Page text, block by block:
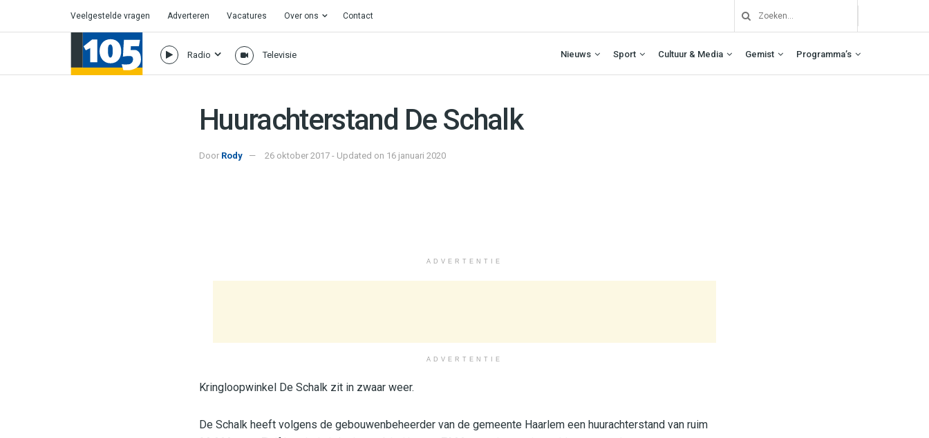
Veelgestelde vragen Adverteren Vacatures Over ons Contact
Radio Televisie Nieuws Sport Cultuur & Media Gemist Programma’s
Huurachterstand De Schalk
Door Rody 26 oktober 2017 - Updated on 16 januari 2020
ADVERTENTIE
ADVERTENTIE
Kringloopwinkel De Schalk zit in zwaar weer.
De Schalk heeft volgens de gebouwenbeheerder van de gemeente Haarlem een huurachterstand van ruim